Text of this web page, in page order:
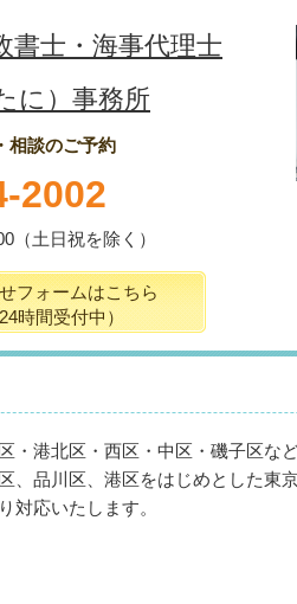
書士・海事代理士
に）事務所
相談のご予約
2002
（土日祝を除く）
フォームはこちら
24時間受付中）
・港北区・西区・中区・磯子区な
、品川区、港区をはじめとした東
対応いたします。